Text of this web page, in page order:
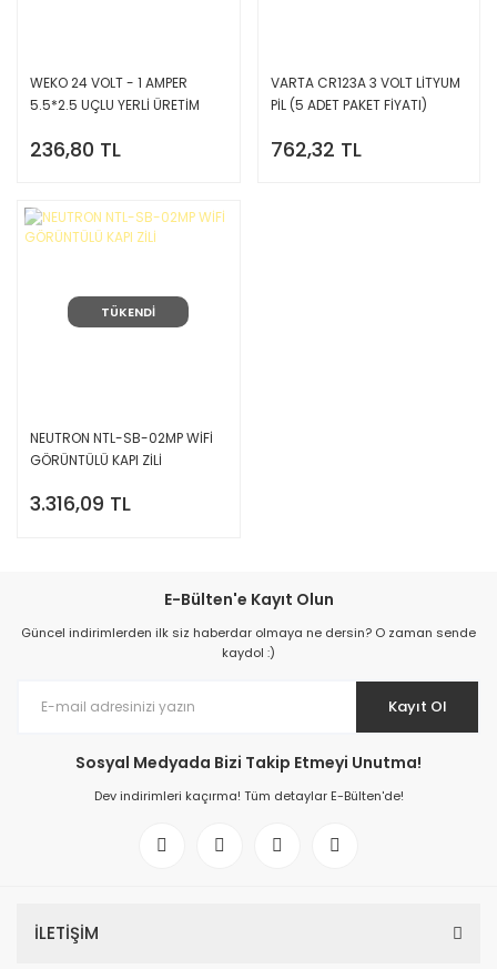
WEKO 24 VOLT - 1 AMPER
5.5*2.5 UÇLU YERLİ ÜRETİM
ADAPTÖR
236,80 TL
VARTA CR123A 3 VOLT LİTYUM
PİL (5 ADET PAKET FİYATI)
762,32 TL
TÜKENDİ
NEUTRON NTL-SB-02MP WİFİ
GÖRÜNTÜLÜ KAPI ZİLİ
3.316,09 TL
E-Bülten'e Kayıt Olun
Güncel indirimlerden ilk siz haberdar olmaya ne dersin? O zaman sende
kaydol :)
Kayıt Ol
Sosyal Medyada Bizi Takip Etmeyi Unutma!
Dev indirimleri kaçırma! Tüm detaylar E-Bülten'de!
İLETİŞİM